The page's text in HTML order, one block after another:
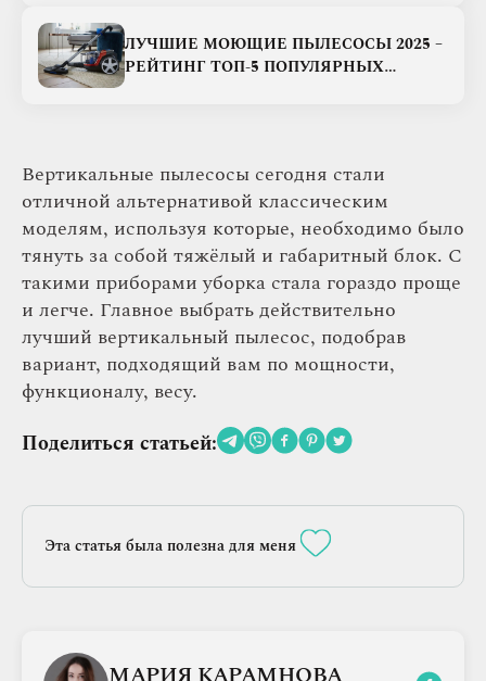
ЛУЧШИЕ МОЮЩИЕ ПЫЛЕСОСЫ 2025 –
РЕЙТИНГ ТОП-5 ПОПУЛЯРНЫХ
Вертикальные пылесосы сегодня стали
отличной альтернативой классическим
моделям, используя которые, необходимо было
тянуть за собой тяжёлый и габаритный блок. С
такими приборами уборка стала гораздо проще
и легче. Главное выбрать действительно
лучший вертикальный пылесос, подобрав
вариант, подходящий вам по мощности,
функционалу, весу.
Поделиться статьей:
Эта статья была полезна для меня